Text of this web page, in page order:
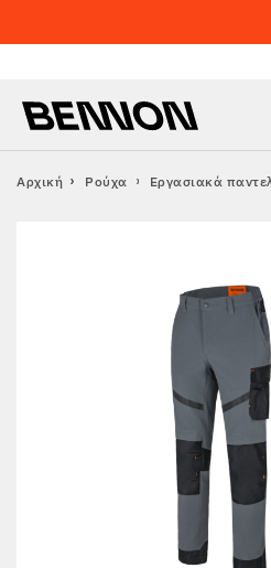
Αρχική Ρούχα Εργασιακά